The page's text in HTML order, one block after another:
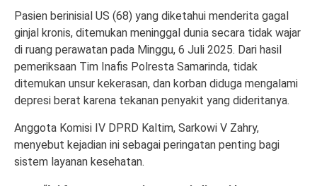
Pasien berinisial US (68) yang diketahui menderita gagal
ginjal kronis, ditemukan meninggal dunia secara tidak wajar
di ruang perawatan pada Minggu, 6 Juli 2025. Dari hasil
pemeriksaan Tim Inafis Polresta Samarinda, tidak
ditemukan unsur kekerasan, dan korban diduga mengalami
depresi berat karena tekanan penyakit yang dideritanya.
Anggota Komisi IV DPRD Kaltim, Sarkowi V Zahry,
menyebut kejadian ini sebagai peringatan penting bagi
sistem layanan kesehatan.